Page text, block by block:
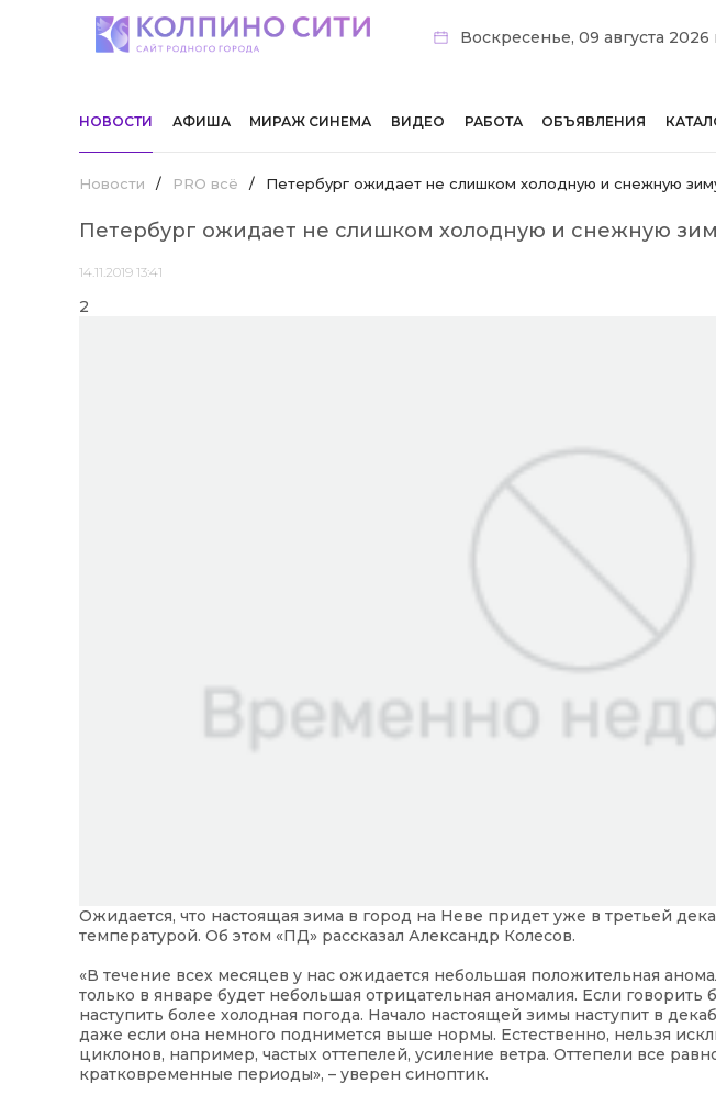
Воскресенье, 09 августа 2026
НОВОСТИ АФИША МИРАЖ СИНЕМА ВИДЕО РАБОТА ОБЪЯВЛЕНИЯ
Новости / PRO всё / Петербург ожидает не слишком холодную и снежную
Петербург ожидает не слишком холодную и снежную
14.11.2019 13:41
2
Ожидается, что настоящая зима в город на Неве придет уже в третьей
температурой. Об этом «ПД» рассказал Александр Колесов.
«В течение всех месяцев у нас ожидается небольшая положительная
только в январе будет небольшая отрицательная аномалия. Если
наступить более холодная погода. Начало настоящей зимы наступит в
даже если она немного поднимется выше нормы. Естественно, нельзя
циклонов, например, частых оттепелей, усиление ветра. Оттепели все
кратковременные периоды», – уверен синоптик.